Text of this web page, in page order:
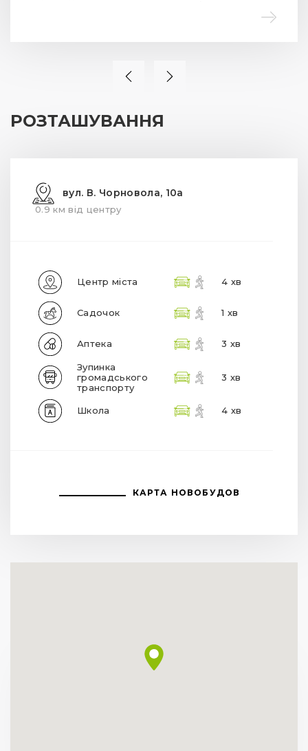
РОЗТАШУВАННЯ
вул. В. Чорновола, 10а
0.9 км від центру
Центр міста 4 хв
Садочок 1 хв
Аптека 3 хв
Зупинка
громадського
транспорту
3 хв
Школа 4 хв
КАРТА НОВОБУДОВ